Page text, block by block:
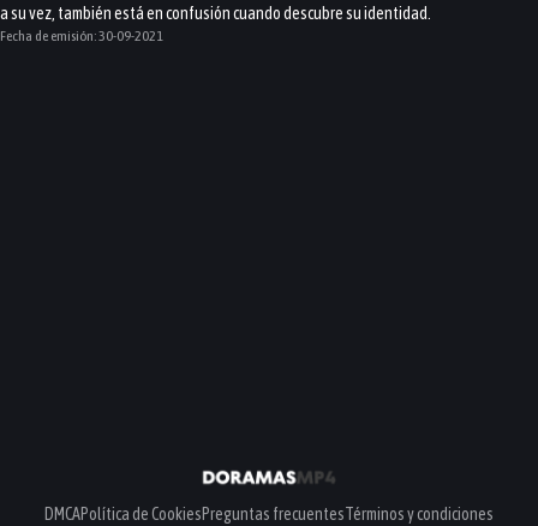
a su vez, también está en confusión cuando descubre su identidad.
Fecha de emisión:30-09-2021
DMCAPolítica de CookiesPreguntas frecuentesTérminos y condiciones